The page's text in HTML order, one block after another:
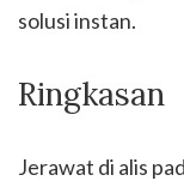
solusi instan.
Ringkasan
Jerawat di alis